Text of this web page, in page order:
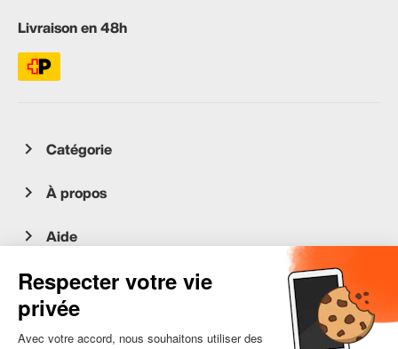
Livraison en 48h
Catégorie
À propos
Aide
Service client
occasion.migros.mobile@recommerce.com